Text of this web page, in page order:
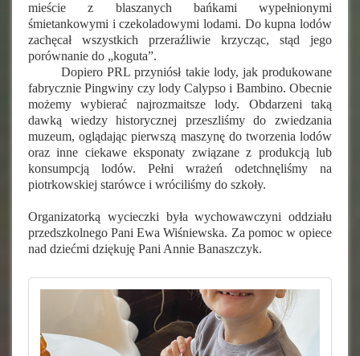
mieście z blaszanych bańkami wypełnionymi
śmietankowymi i czekoladowymi lodami. Do kupna lodów
zachęcał wszystkich przeraźliwie krzycząc, stąd jego
porównanie do „koguta”.
Dopiero PRL przyniósł takie lody, jak produkowane
fabrycznie Pingwiny czy lody Calypso i Bambino. Obecnie
możemy wybierać najrozmaitsze lody. Obdarzeni taką
dawką wiedzy historycznej przeszliśmy do zwiedzania
muzeum, oglądając pierwszą maszynę do tworzenia lodów
oraz inne ciekawe eksponaty związane z produkcją lub
konsumpcją lodów. Pełni wrażeń odetchnęliśmy na
piotrkowskiej starówce i wróciliśmy do szkoły.
Organizatorką wycieczki była wychowawczyni oddziału
przedszkolnego Pani Ewa Wiśniewska. Za pomoc w opiece
nad dziećmi dziękuję Pani Annie Banaszczyk.